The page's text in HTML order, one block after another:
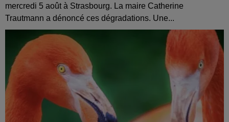
mercredi 5 août à Strasbourg. La maire Catherine
Trautmann a dénoncé ces dégradations. Une...